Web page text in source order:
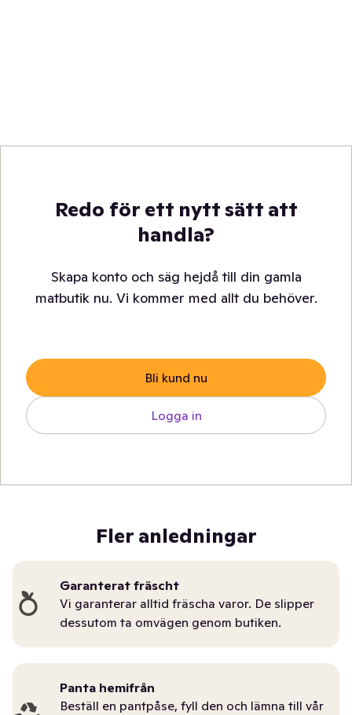
Redo för ett nytt sätt att
handla?
Skapa konto och säg hejdå till din gamla
matbutik nu. Vi kommer med allt du behöver.
Bli kund nu
Logga in
Fler anledningar
Garanterat fräscht
Vi garanterar alltid fräscha varor. De slipper
dessutom ta omvägen genom butiken.
Panta hemifrån
Beställ en pantpåse, fyll den och lämna till vår